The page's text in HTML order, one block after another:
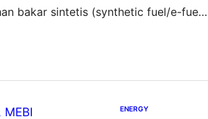
bakar sintetis (synthetic fuel/e-fuel)
ENERGY